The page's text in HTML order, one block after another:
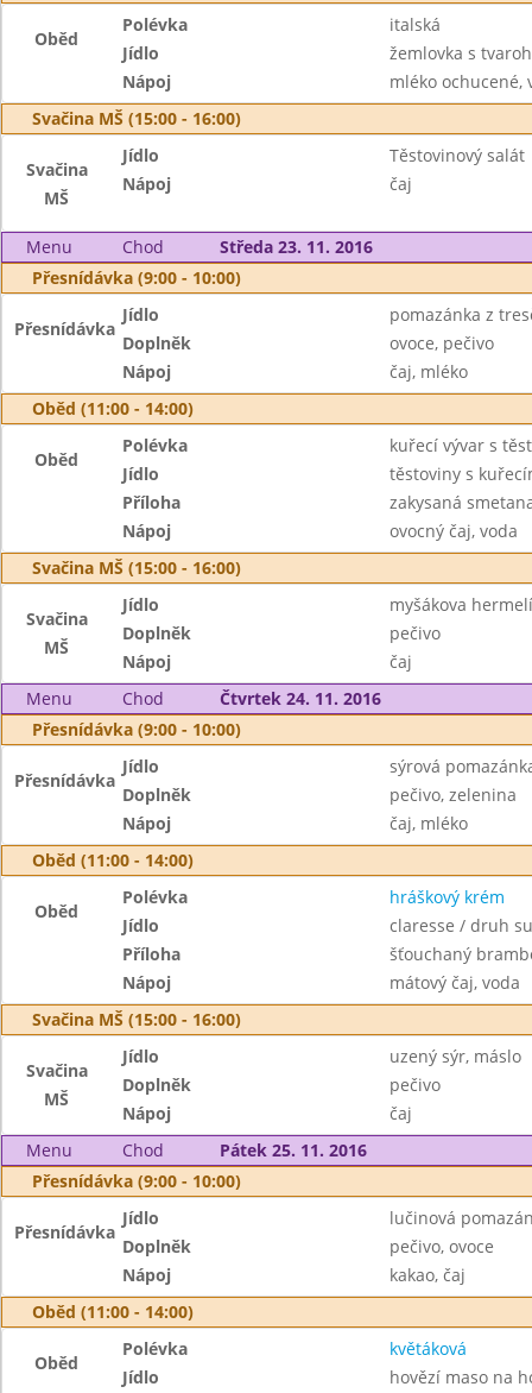
Oběd
Polévka
italská
Jídlo
žemlovka s
Nápoj
mléko ochucené,
Svačina MŠ (15:00 - 16:00)
Svačina
MŠ
Jídlo
Těstovinový salát
Nápoj
čaj
Menu Chod
Středa 23. 11. 2016
Přesnídávka (9:00 - 10:00)
Přesnídávka
Jídlo
pomazánka z
Doplněk
ovoce, pečivo
Nápoj
čaj, mléko
Oběd (11:00 - 14:00)
Oběd
Polévka
kuřecí vývar s
Jídlo
těstoviny s
Příloha
zakysaná
Nápoj
ovocný čaj, voda
Svačina MŠ (15:00 - 16:00)
Svačina
MŠ
Jídlo
myšákova
Doplněk
pečivo
Nápoj
čaj
Menu
Chod
Čtvrtek 24. 11. 2016
Přesnídávka (9:00 - 10:00)
Přesnídávka
Jídlo
sýrová
Doplněk
pečivo, zelenina
Nápoj
čaj, mléko
Oběd (11:00 - 14:00)
Oběd
Polévka
hráškový krém
Jídlo
claresse / druh
Příloha
šťouchaný
Nápoj
mátový čaj, voda
Svačina MŠ (15:00 - 16:00)
Svačina
MŠ
Jídlo
uzený sýr, máslo
Doplněk
pečivo
Nápoj
čaj
Menu
Chod
Pátek 25. 11. 2016
Přesnídávka (9:00 - 10:00)
Přesnídávka
Jídlo
lučinová
Doplněk
pečivo, ovoce
Nápoj
kakao, čaj
Oběd (11:00 - 14:00)
Oběd
Polévka
květáková
Jídlo
hovězí maso na